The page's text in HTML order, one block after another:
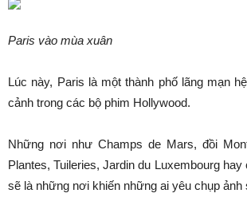
Paris vào mùa xuân
Lúc này, Paris là một thành phố lãng mạn
cảnh trong các bộ phim Hollywood.
Những nơi như Champs de Mars, đồi
Plantes, Tuileries, Jardin du Luxembourg hay
sẽ là những nơi khiến những ai yêu chụp ảnh